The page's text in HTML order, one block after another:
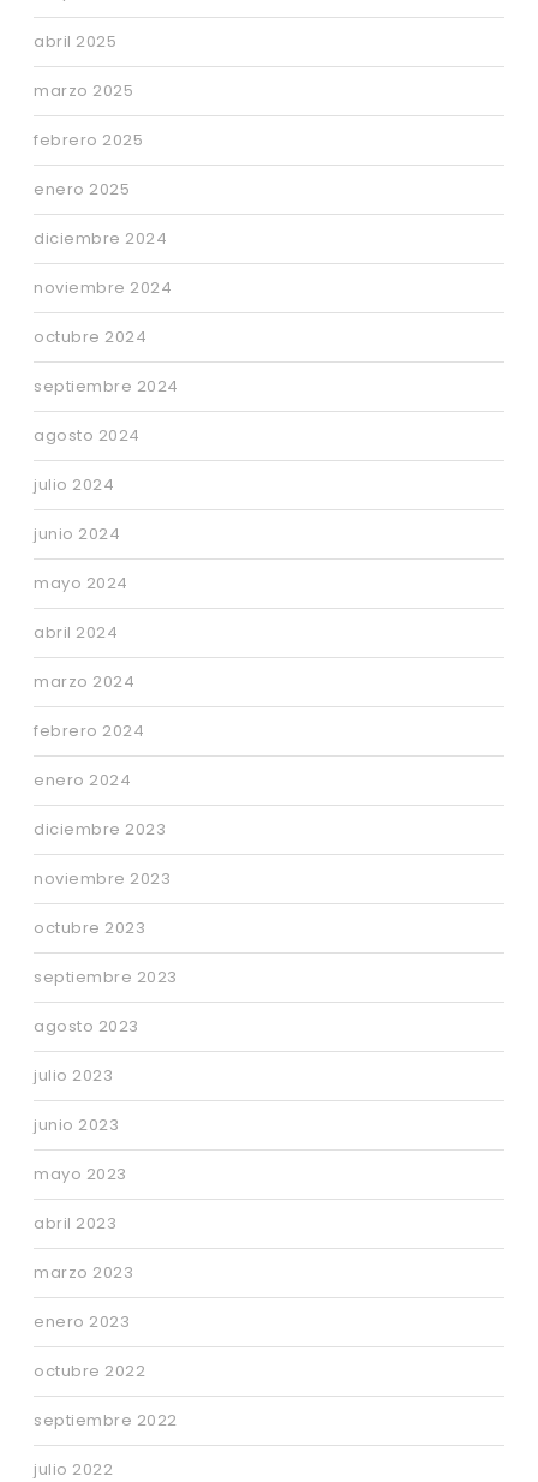
abril 2025
marzo 2025
febrero 2025
enero 2025
diciembre 2024
noviembre 2024
octubre 2024
septiembre 2024
agosto 2024
julio 2024
junio 2024
mayo 2024
abril 2024
marzo 2024
febrero 2024
enero 2024
diciembre 2023
noviembre 2023
octubre 2023
septiembre 2023
agosto 2023
julio 2023
junio 2023
mayo 2023
abril 2023
marzo 2023
enero 2023
octubre 2022
septiembre 2022
julio 2022